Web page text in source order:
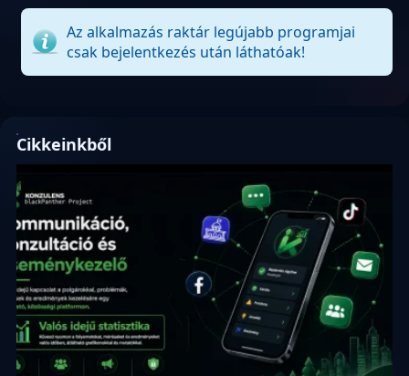
Az alkalmazás raktár legújabb programjai
csak bejelentkezés után láthatóak!
Cikkeinkből